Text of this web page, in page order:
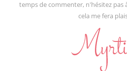
temps de commenter, n'hésitez pas
cela me fera